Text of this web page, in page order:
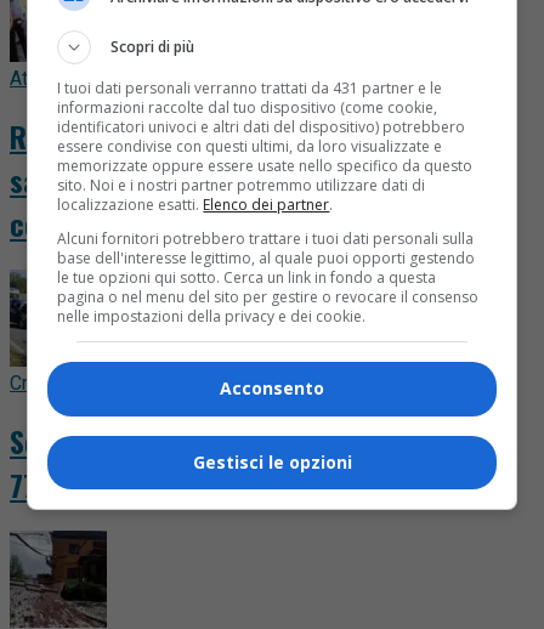
Attualità 6 ore fa
Riboldi in Valsessera: «Nessun deserto
sanitario, pronti ad aprire la Casa della
comunità di Ponzone»
Cronaca
Schianto contro un camion, pensionato di
77 anni perde la vita
Scopri di più
I tuoi dati personali verranno trattati da 431 partner e le
informazioni raccolte dal tuo dispositivo (come cookie,
identificatori univoci e altri dati del dispositivo) potrebbero
essere condivise con questi ultimi, da loro visualizzate e
memorizzate oppure essere usate nello specifico da questo
sito. Noi e i nostri partner potremmo utilizzare dati di
localizzazione esatti. Elenco dei partner.
Alcuni fornitori potrebbero trattare i tuoi dati personali sulla
base dell'interesse legittimo, al quale puoi opporti gestendo
le tue opzioni qui sotto. Cerca un link in fondo a questa
pagina o nel menu del sito per gestire o revocare il consenso
nelle impostazioni della privacy e dei cookie.
Acconsento
Gestisci le opzioni